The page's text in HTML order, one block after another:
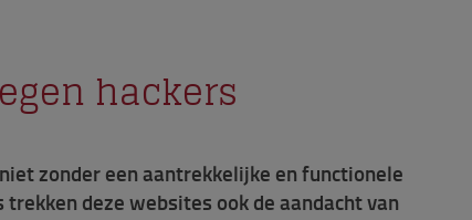
hackers
zonder een aantrekkelijke en functionele
deze websites ook de aandacht van